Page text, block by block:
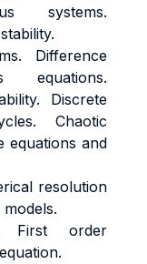
systems.
Difference
equations.
Discrete
Chaotic
equations and
resolution
First order